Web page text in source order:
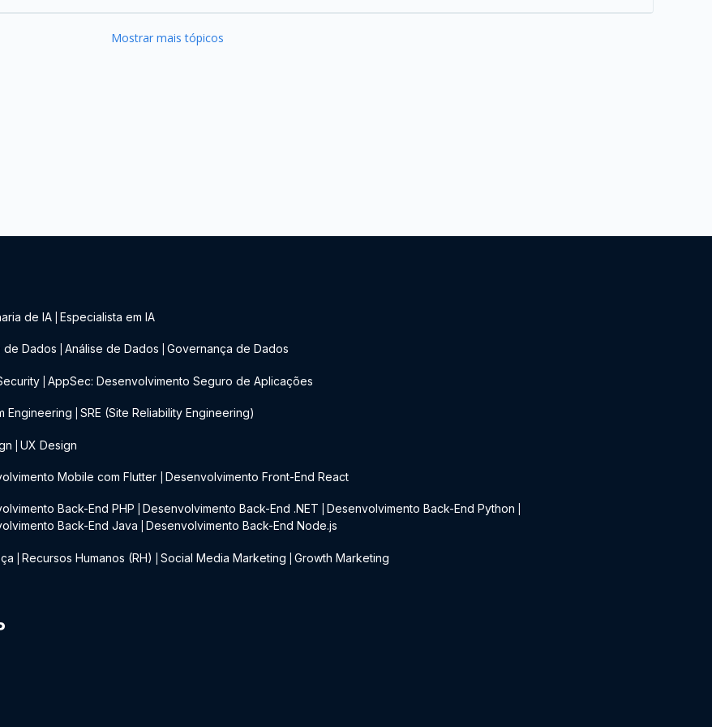
Mostrar mais tópicos
de IA Especialista em IA
de Dados Análise de Dados Governança de Dados
AppSec: Desenvolvimento Seguro de Aplicações
Engineering SRE (Site Reliability Engineering)
UX Design
Mobile com Flutter Desenvolvimento Front-End React
Back-End PHP Desenvolvimento Back-End .NET Desenvolvimento Back-End Python
Back-End Java Desenvolvimento Back-End Node.js
Recursos Humanos (RH) Social Media Marketing Growth Marketing